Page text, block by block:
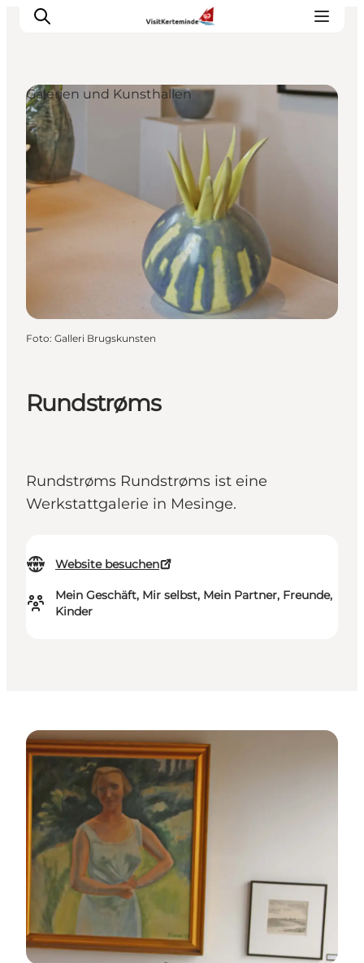
Sehenswürdigkeiten
Aktivitäten
Essen und trinken
Reiseplanung
Veranstaltungen
Rundstrøms
Rundstrøms Rundstrøms ist eine
Werkstattgalerie in Mesinge.
Website besuchen
Mein Geschäft, Mir selbst, Mein Partner, Freunde,
Kinder
Galerien und Kunsthallen
Foto: Galleri Brugskunsten